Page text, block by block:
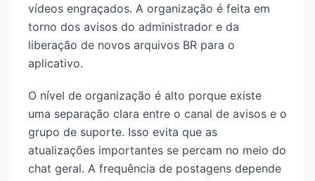
vídeos engraçados. A organização é feita em
torno dos avisos do administrador e da
liberação de novos arquivos BR para o
aplicativo.
O nível de organização é alto porque existe
uma separação clara entre o canal de avisos e o
grupo de suporte. Isso evita que as
atualizações importantes se percam no meio do
chat geral. A frequência de postagens depende